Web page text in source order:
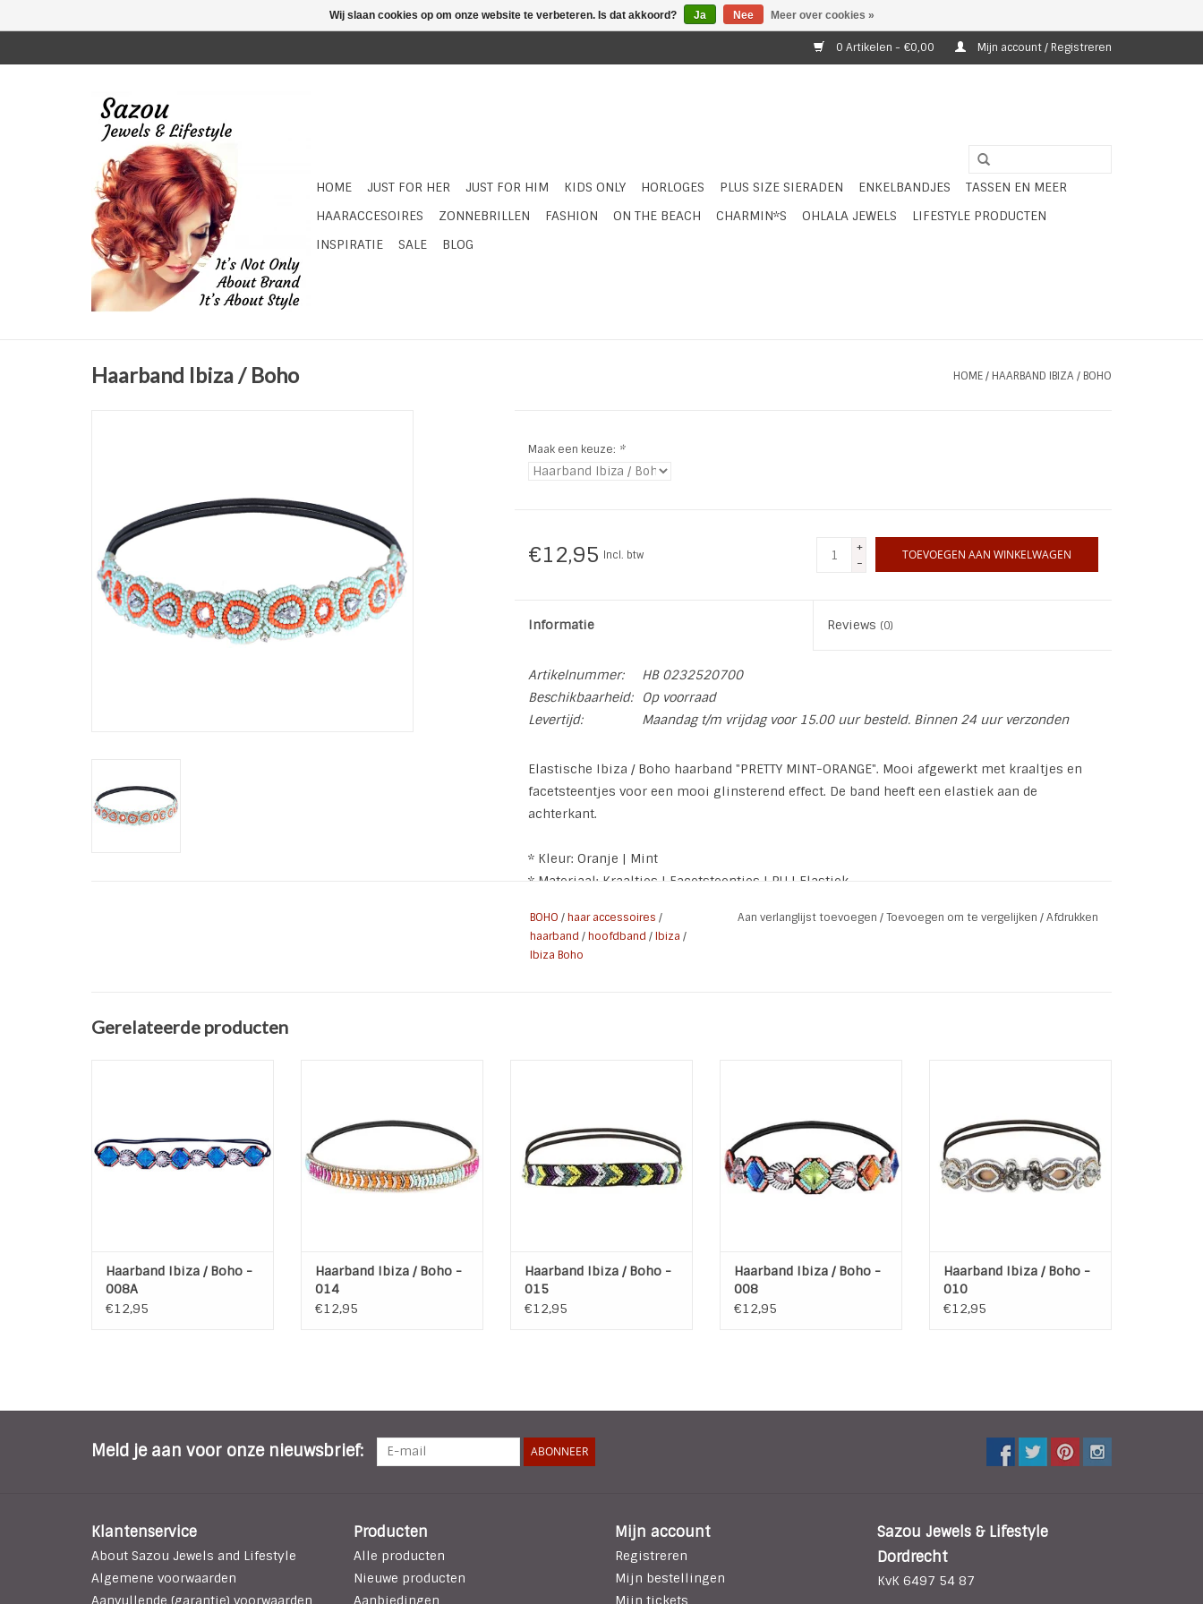
0 Artikelen - €0,00 Mijn account / Registreren
HOME JUST FOR HER JUST FOR HIM KIDS ONLY HORLOGES PLUS SIZE SIERADEN ENKELBANDJES
TASSEN EN MEER
HAARACCESOIRES
ZONNEBRILLEN FASHION ON THE BEACH CHARMIN*S OHLALA JEWELS
LIFESTYLE PRODUCTEN
INSPIRATIE
SALE BLOG
Haarband Ibiza / Boho HOME/ HAARBAND IBIZA / BOHO
Maak een keuze: *
€12,95 Incl. btw
+
-
TOEVOEGEN AAN WINKELWAGEN
Informatie Reviews (0)
Artikelnummer:
HB 0232520700
Beschikbaarheid:
Op voorraad
Levertijd:
Maandag t/m vrijdag voor 15.00 uur besteld. Binnen 24 uur verzonden
Elastische Ibiza / Boho haarband "PRETTY MINT-ORANGE". Mooi afgewerkt met kraaltjes en
facetsteentjes voor een mooi glinsterend effect. De band heeft een elastiek aan de
achterkant.
* Kleur: Oranje | Mint
* Materiaal: Kraaltjes | Facetsteentjes | PU | Elastiek
* Soort: Headband | Haarband | Hoofdband
* 100 % Nikkelvrij
BOHO /haar accessoires /
haarband /hoofdband /Ibiza /
Ibiza Boho
Aan verlanglijst toevoegen /Toevoegen om te vergelijken /Afdrukken
Gerelateerde producten
kraaltjes en facetsteentjes
voor een mooi glinsterend
Haarband Ibiza / Boho -
008A
€12,95
Deze is afgewerkt met
kraaltjes en facetsteentjes
voor een mooi glinsterend
effect. Het is één van de
Musthave haarbanden van nu!
Haarband Ibiza / Boho -
014
€12,95
kraaltjes en facetsteentjes
effect. Het is één van de
Haarband Ibiza / Boho -
015
€12,95
Deze is afgewerkt met
kraaltjes en facetsteentjes
voor een mooi glinsterend
effect. Het is één van de
Musthave haarbanden van nu!
Haarband Ibiza / Boho -
008
€12,95
Deze is afgewerkt met
kraaltjes en facetsteentjes
voor een mooi glinsterend
effect. Het is één van de
Musthave haarbanden van nu!
Haarband Ibiza / Boho -
010
€12,95
Meld je aan voor onze nieuwsbrief: ABONNEER
Klantenservice
About Sazou Jewels and Lifestyle
Algemene voorwaarden
Aanvullende (garantie) voorwaarden
Producten
Alle producten
Nieuwe producten
Aanbiedingen
Mijn account
Registreren
Mijn bestellingen
Mijn tickets
Sazou Jewels & Lifestyle
Dordrecht
KvK 6497 54 87
Wij slaan cookies op om onze website te verbeteren. Is dat akkoord? Ja Nee Meer over cookies »